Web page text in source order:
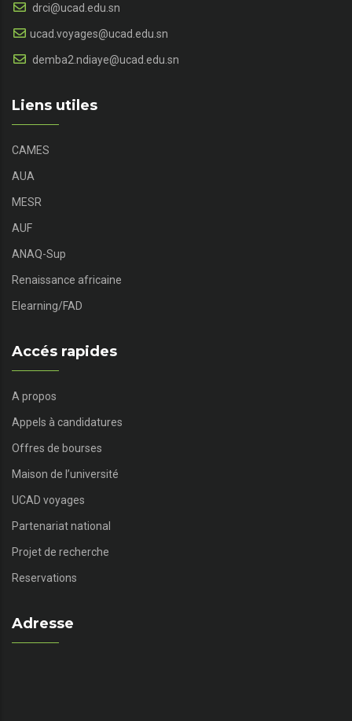
drci@ucad.edu.sn
ucad.voyages@ucad.edu.sn
demba2.ndiaye@ucad.edu.sn
Liens utiles
CAMES
AUA
MESR
AUF
ANAQ-Sup
Renaissance africaine
Elearning/FAD
Accés rapides
A propos
Appels à candidatures
Offres de bourses
Maison de l’université
UCAD voyages
Partenariat national
Projet de recherche
Reservations
Adresse